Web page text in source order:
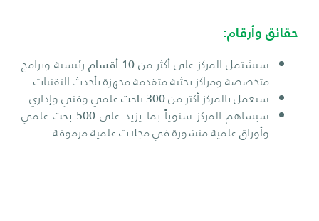
حقائق وأرقام:
سيشتمل المركز على أكثر من10 أقسام رئيسية وبرامج
متخصصة ومراكز بحثية متقدمة مجهزة بأحدث التقنيات.
سيعمل بالمركز أكثر من300 باحث علمي وفني وإداري.
سيساهم المركز سنوياً بما يزيد على500 بحث علمي
وأوراق علمية منشورة في مجلات علمية مرموقة.